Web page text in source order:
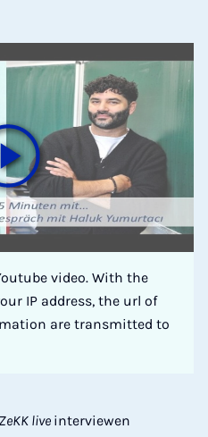
video. With the
IP address, the url of
are transmitted to
ZeKK live interviewen